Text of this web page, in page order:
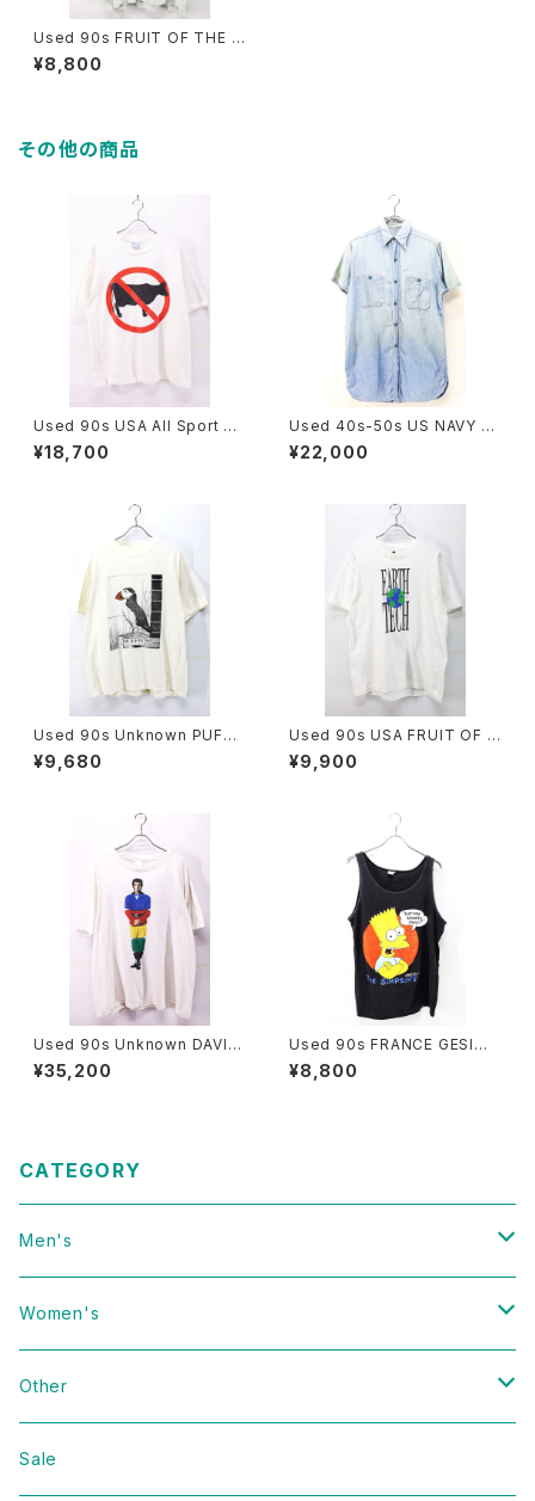
Used 90s FRUIT OF THE L
OOM INDIGO Bird Animal A
rt Graphic T-Shirt Size XL
¥8,800
その他の商品
Used 90s USA All Sport Do
nt Have a Cow Art Messag
e Graphic T-Shirt Size XL
¥18,700
Used 40s-50s US NAVY Bl
ue Chambray Cut Off Shirt
Size 14 1/2 古着
¥22,000
Used 90s Unknown PUFFI
N NUFFIN Both Side Animal
Art graphic T-Shirt Size XL
¥9,680
Used 90s USA FRUIT OF T
HE LOOM EARTH TECH Gr
aphic T-Shirt Size L 古着
¥9,900
Used 90s Unknown DAVID
COPPERFIELD Photo Graph
ic T-Shirt Size 2XL 相当 古
¥35,200
Used 90s FRANCE GESIM
CORP The Simpsons Bart
Black Cotton Tank Top Siz
¥8,800
CATEGORY
Men's
Vintage
Domestic
Jacket
Women's
Vintage
Domestic
Other
bag
Sale